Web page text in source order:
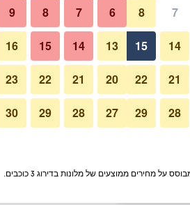
להזמין
להזמין
חדר שינה
תמונה של Santa Chiara Hotel
7
8
14
15
21
22
28
29
6
7
8
9
13
14
15
16
20
21
22
23
27
28
29
30
על מחירים ממוצעים של מלונות בדירוג 3 כוכבים.